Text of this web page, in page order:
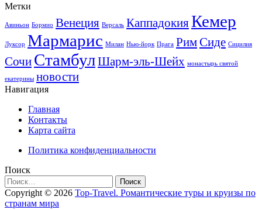
Метки
Авиньон Бормио Венеция Версаль КаппадокияКемер
Луксор Мармарис Милан Нью-йорк Прага РимСиде Сицилия
Сочи СтамбулШарм-эль-Шейх монастырь святой
екатерины новости
Навигация
Главная
Контакты
Карта сайта
Политика конфиденциальности
Поиск
Найти:
Copyright © 2026 Top-Travel. Романтические туры и круизы по
странам мира